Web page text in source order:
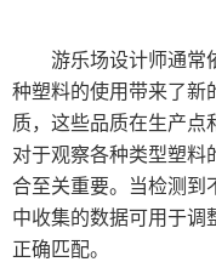
MAAG玛格仪器
德国烘箱
日本三菱化学
美国哈希HACH
游乐场设计师通常依
种塑料的使用带来了新
质，这些品质在生产点
对于观察各种类型塑料
合至关重要。当检测到
中收集的数据可用于调
正确匹配。